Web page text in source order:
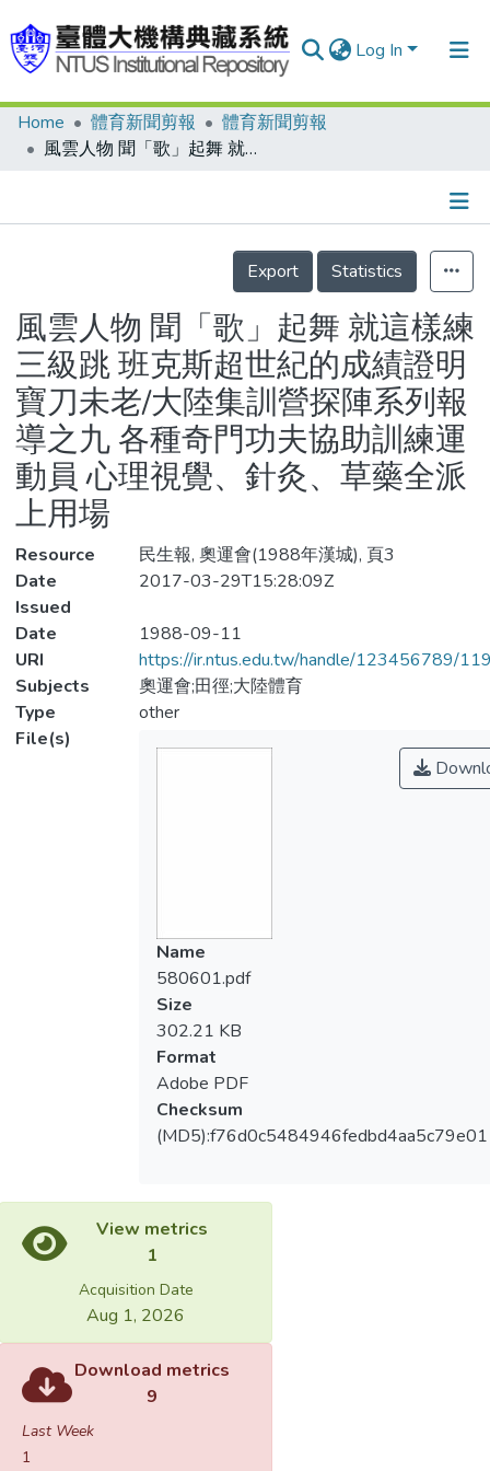
Log In
Communities & Collections
Statistics
Home 體育新聞剪報
體育新聞剪報
風雲人物 聞「歌」起舞 就這樣練三級跳 班克斯超世紀的成績證明寶刀未老/大陸集訓營探陣系列報導之九 各種奇門功夫協助訓練運動員 心理視覺、針灸、草藥全派上用場
Details
Export
Statistics
風雲人物 聞「歌」起舞 就這樣練
三級跳 班克斯超世紀的成績證明
寶刀未老/大陸集訓營探陣系列報
導之九 各種奇門功夫協助訓練運
動員 心理視覺、針灸、草藥全派
上用場
Resource
民生報, 奧運會(1988年漢城), 頁3
Date
Issued
2017-03-29T15:28:09Z
Date
1988-09-11
URI
https://ir.ntus.edu.tw/handle/123456789/
Subjects
奧運會;田徑;大陸體育
Type
other
File(s)
Name
580601.pdf
Size
302.21 KB
Format
Adobe PDF
Checksum
View metrics
1
Acquisition Date
Aug 1, 2026
Download metrics
9
Last Week
1